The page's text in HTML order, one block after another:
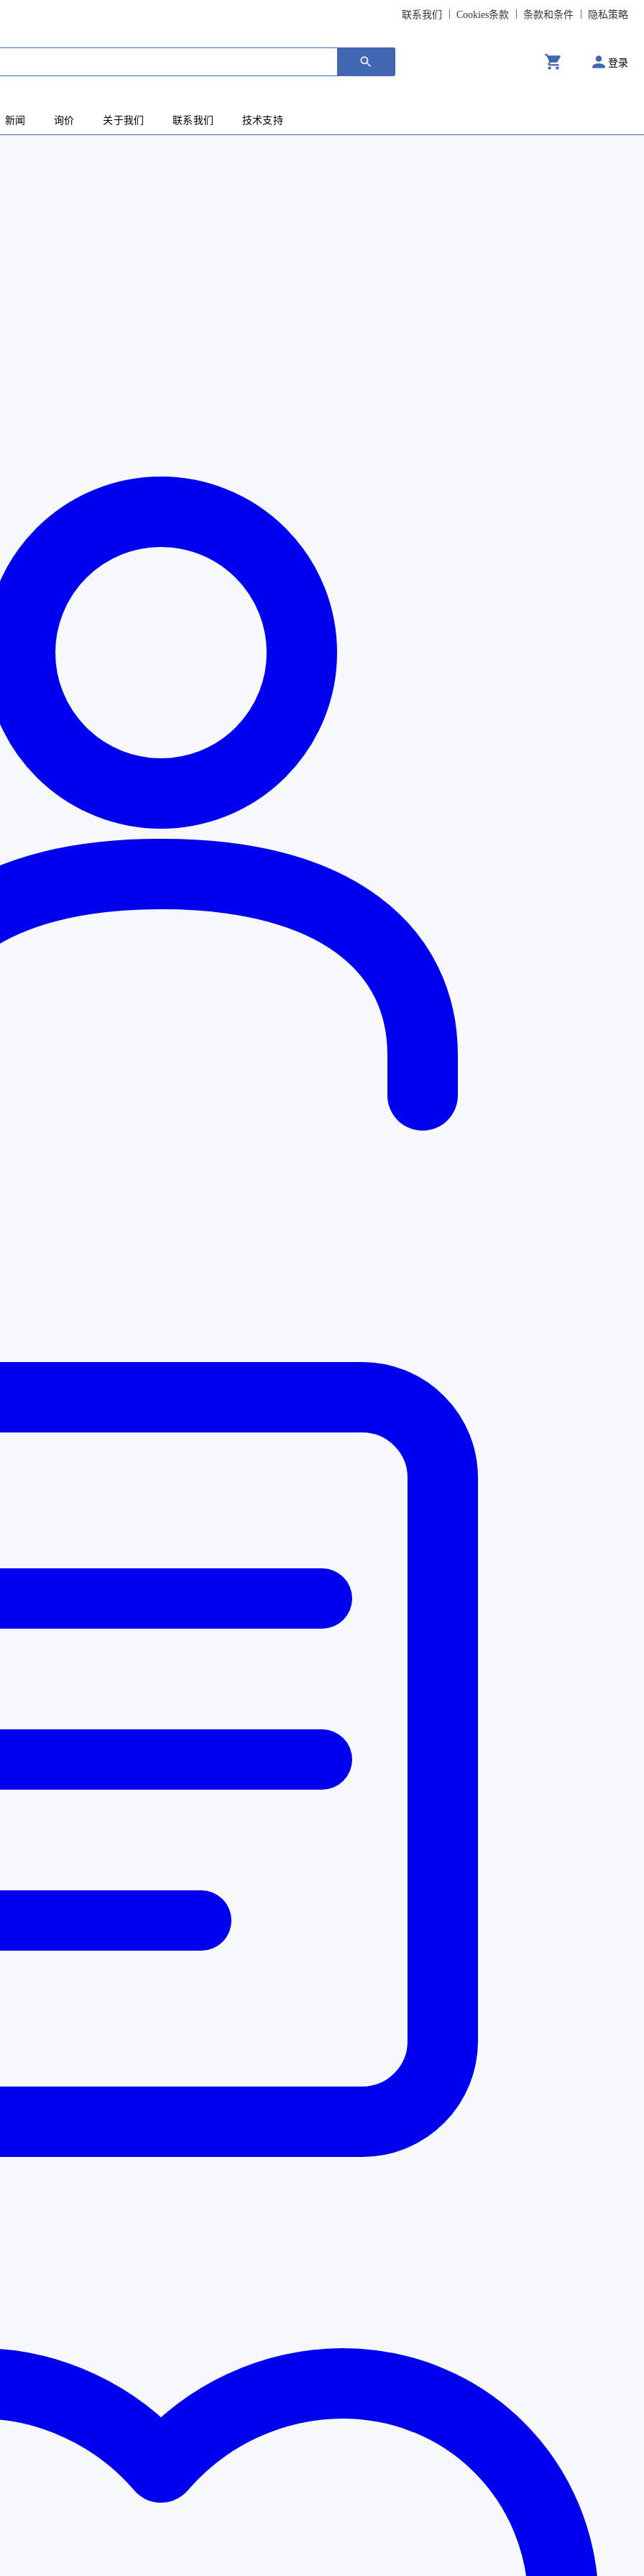
联系我们 Cookies条款 条款和条件 隐私策略
登录
新闻 询价 关于我们 联系我们 技术支持